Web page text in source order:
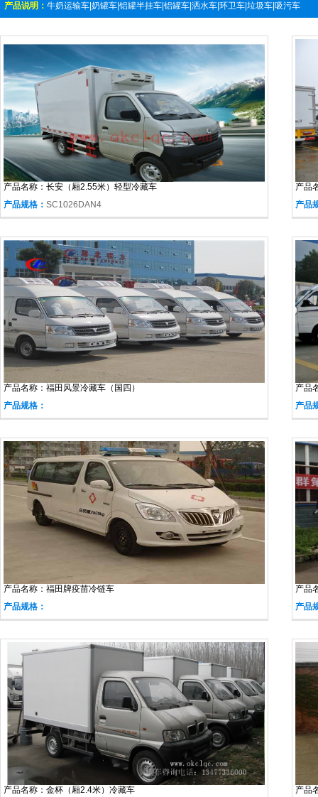
产品说明： 牛奶运输车|奶罐车|铝罐半挂车|铝罐车|洒水车|环卫车|垃圾车|吸污车
产品名称： 长安（厢2.55米）轻型冷藏车
产品规格： SC1026DAN4
产品
产品
产品名称： 福田风景冷藏车（国四）
产品规格：
产品
产品
产品名称： 福田牌疫苗冷链车
产品规格：
产品
产品
产品名称： 金杯（厢2.4米）冷藏车
产品